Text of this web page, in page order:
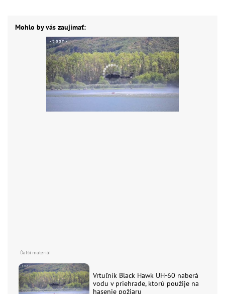
Mohlo by vás zaujímať:
Vrtuľník Black Hawk UH-60 naberá
vodu v priehrade, ktorú použije na
hasenie požiaru